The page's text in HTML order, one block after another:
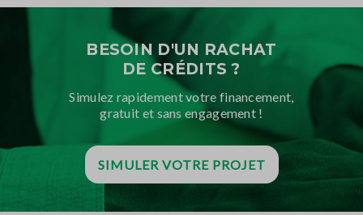
BESOIN D'UN RACHAT
DE CRÉDITS ?
Simulez rapidement votre financement,
gratuit et sans engagement !
SIMULER VOTRE PROJET